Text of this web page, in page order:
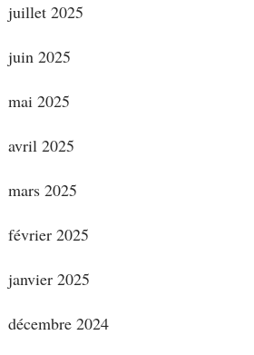
juillet 2025
juin 2025
mai 2025
avril 2025
mars 2025
février 2025
janvier 2025
décembre 2024